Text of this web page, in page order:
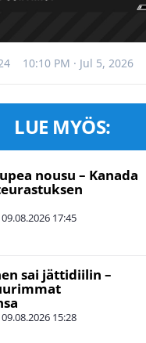
10:10 PM · Jul 5, 2026
LUE MYÖS:
nousu – Kanada
09.08.2026 17:45
sai jättidiilin –
09.08.2026 15:28